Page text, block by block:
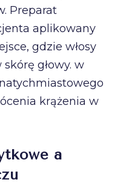
Preparat
aplikowany
gdzie włosy
głowy. w
krążenia w
a